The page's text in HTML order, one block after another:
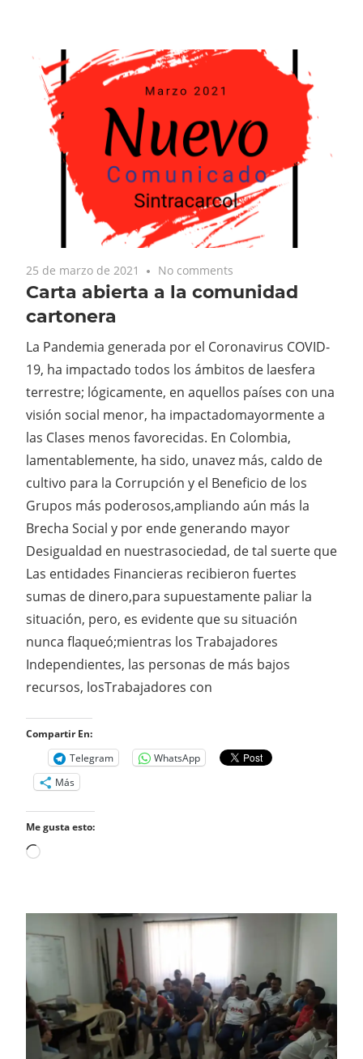
25 de marzo de 2021 No comments
Carta abierta a la comunidad
cartonera
La Pandemia generada por el Coronavirus COVID-
19, ha impactado todos los ámbitos de laesfera
terrestre; lógicamente, en aquellos países con una
visión social menor, ha impactadomayormente a
las Clases menos favorecidas. En Colombia,
lamentablemente, ha sido, unavez más, caldo de
cultivo para la Corrupción y el Beneficio de los
Grupos más poderosos,ampliando aún más la
Brecha Social y por ende generando mayor
Desigualdad en nuestrasociedad, de tal suerte que
Las entidades Financieras recibieron fuertes
sumas de dinero,para supuestamente paliar la
situación, pero, es evidente que su situación
nunca flaqueó;mientras los Trabajadores
Independientes, las personas de más bajos
recursos, losTrabajadores con
Compartir En:
Telegram
WhatsApp
Más
Me gusta esto:
Cargando...